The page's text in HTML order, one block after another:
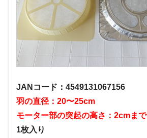
JANコード：4549131067156
羽の直径：20〜25cm
モーター部の突起の高さ：2cmまで
1枚入り